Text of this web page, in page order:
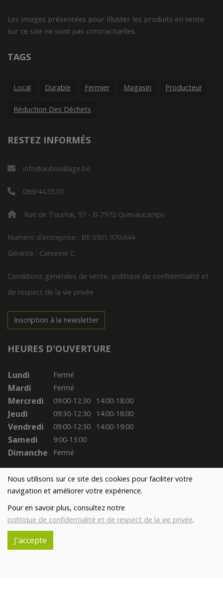
Nous utilisons sur ce site des cookies pour faciliter votre
navigation et améliorer votre expérience.
Pour en savoir plus, consultez notre
politique de confidentialité et de respect de la vie privée.
J'accepte
Les images présentées pour illuster les produits en vente
sur ce site ne sont pas contractuelles.
TAGS
Local Durable Fermier Magasin Producteur
Réduction Des Déchets
RESTEZ INFORMÉS
info@aubiovillage.be
069/44.55.01
Rue de Tournai, 97 - B-7972 Quevaucamps
Numéro d'entreprise : BE 0501.970.644
Gérante : Canonne C.
Conditions générales de vente, politique de confidentialité et
de respect de la vie privée
Inscription à la newsletter
HEURES D'OUVERTURE
Lundi Fermé
Mardi Fermé
Mercredi 09:00-12:30 14:00-18:00
Jeudi 09:30-12:30 14:00-18:00
Vendredi 09:00-12:30 14:00-19:00
Samedi 9:00-13:00
Dimanche Fermé